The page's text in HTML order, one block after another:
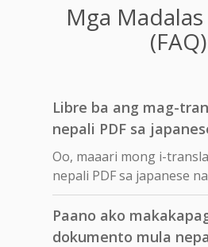
Mga
(FAQ)
Libre ba ang mag-
nepali PDF sa
Oo, maaari mong i-
nepali PDF sa japanese
Paano ako
dokumento mula